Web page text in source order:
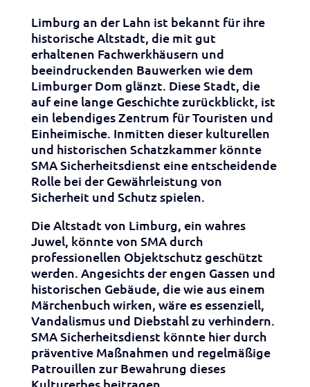
Limburg an der Lahn ist bekannt für ihre
historische Altstadt, die mit gut
erhaltenen Fachwerkhäusern und
beeindruckenden Bauwerken wie dem
Limburger Dom glänzt. Diese Stadt, die
auf eine lange Geschichte zurückblickt, ist
ein lebendiges Zentrum für Touristen und
Einheimische. Inmitten dieser kulturellen
und historischen Schatzkammer könnte
SMA Sicherheitsdienst eine entscheidende
Rolle bei der Gewährleistung von
Sicherheit und Schutz spielen.
Die Altstadt von Limburg, ein wahres
Juwel, könnte von SMA durch
professionellen Objektschutz geschützt
werden. Angesichts der engen Gassen und
historischen Gebäude, die wie aus einem
Märchenbuch wirken, wäre es essenziell,
Vandalismus und Diebstahl zu verhindern.
SMA Sicherheitsdienst könnte hier durch
präventive Maßnahmen und regelmäßige
Patrouillen zur Bewahrung dieses